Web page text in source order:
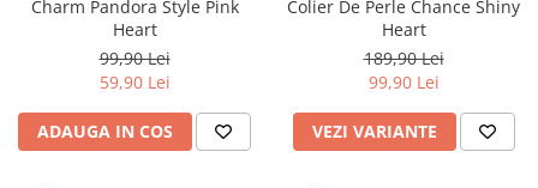
Charm Pandora Style Pink
Heart
99,90 Lei
59,90 Lei
ADAUGA IN COS
Colier De Perle Chance Shiny
Heart
189,90 Lei
99,90 Lei
VEZI VARIANTE